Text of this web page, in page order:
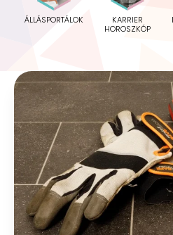
ÁLLÁSPORTÁLOK
KARRIER
HOROSZKÓP